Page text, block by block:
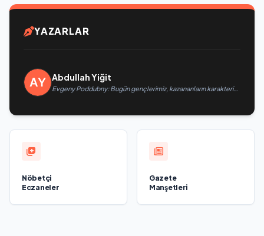
YAZARLAR
Abdullah Yiğit
Evgeny Poddubny: Bugün gençlerimiz, kazananların karakterini
Nöbetçi
Eczaneler
Gazete
Manşetleri